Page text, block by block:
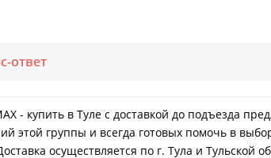
ответ
- купить в Туле с доставкой до подъезда
этой группы и всегда готовых помочь в
осуществляется по г. Тула и Тульской